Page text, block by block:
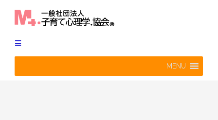
MENU